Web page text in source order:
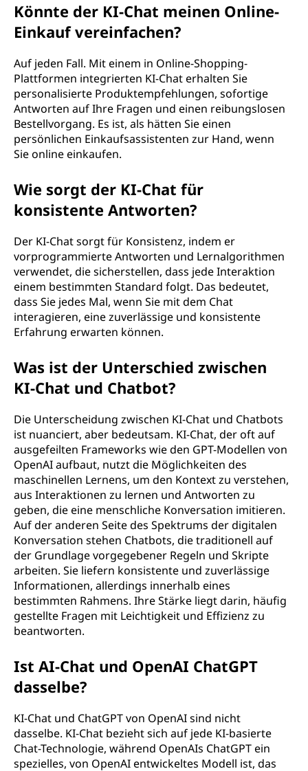
Könnte der KI-Chat meinen Online-
Einkauf vereinfachen?
Auf jeden Fall. Mit einem in Online-Shopping-
Plattformen integrierten KI-Chat erhalten Sie
personalisierte Produktempfehlungen, sofortige
Antworten auf Ihre Fragen und einen reibungslosen
Bestellvorgang. Es ist, als hätten Sie einen
persönlichen Einkaufsassistenten zur Hand, wenn
Sie online einkaufen.
Wie sorgt der KI-Chat für
konsistente Antworten?
Der KI-Chat sorgt für Konsistenz, indem er
vorprogrammierte Antworten und Lernalgorithmen
verwendet, die sicherstellen, dass jede Interaktion
einem bestimmten Standard folgt. Das bedeutet,
dass Sie jedes Mal, wenn Sie mit dem Chat
interagieren, eine zuverlässige und konsistente
Erfahrung erwarten können.
Was ist der Unterschied zwischen
KI-Chat und Chatbot?
Die Unterscheidung zwischen KI-Chat und Chatbots
ist nuanciert, aber bedeutsam. KI-Chat, der oft auf
ausgefeilten Frameworks wie den GPT-Modellen von
OpenAI aufbaut, nutzt die Möglichkeiten des
maschinellen Lernens, um den Kontext zu verstehen,
aus Interaktionen zu lernen und Antworten zu
geben, die eine menschliche Konversation imitieren.
Auf der anderen Seite des Spektrums der digitalen
Konversation stehen Chatbots, die traditionell auf
der Grundlage vorgegebener Regeln und Skripte
arbeiten. Sie liefern konsistente und zuverlässige
Informationen, allerdings innerhalb eines
bestimmten Rahmens. Ihre Stärke liegt darin, häufig
gestellte Fragen mit Leichtigkeit und Effizienz zu
beantworten.
Ist AI-Chat und OpenAI ChatGPT
dasselbe?
KI-Chat und ChatGPT von OpenAI sind nicht
dasselbe. KI-Chat bezieht sich auf jede KI-basierte
Chat-Technologie, während OpenAIs ChatGPT ein
spezielles, von OpenAI entwickeltes Modell ist, das